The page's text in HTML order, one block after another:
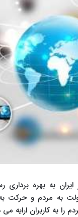
به بهره
دولت به مردم و
به کاربران ارایه